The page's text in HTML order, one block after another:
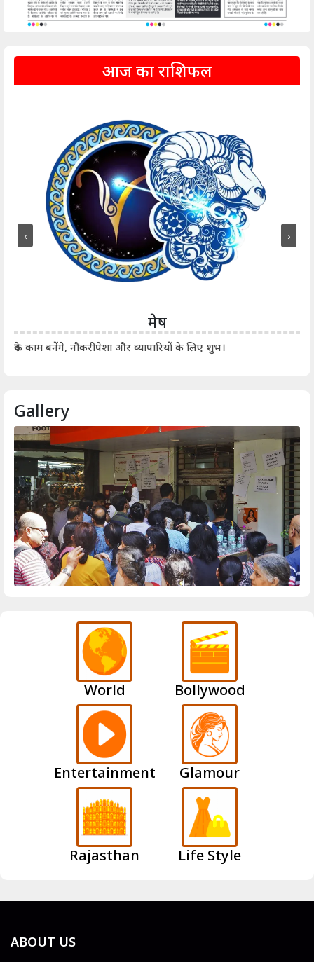
आज का राशिफल
मेष
रुके काम बनेंगे, नौकरीपेशा और व्यापारियों के लिए शुभ।
‹ ›
Gallery
World Bollywood
Entertainment Glamour
Rajasthan Life Style
ABOUT US